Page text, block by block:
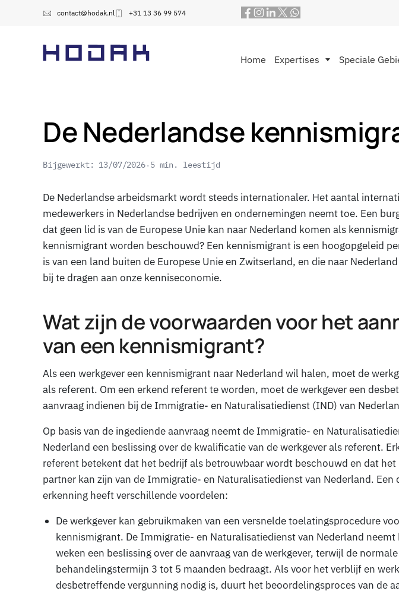
contact@hodak.nl +31 13 36 99 574
Home Expertises Speciale
De Nederlandse
Bijgewerkt: 13/07/2026 5 min. leestijd
De Nederlandse arbeidsmarkt wordt steeds internationaler. Het aantal
medewerkers in Nederlandse bedrijven en ondernemingen neemt toe. Een
dat geen lid is van de Europese Unie kan naar Nederland komen als
kennismigrant worden beschouwd? Een kennismigrant is een hoogopgeleid
is van een land buiten de Europese Unie en Zwitserland, en die naar
bij te dragen aan onze kenniseconomie.
Wat zijn de voorwaarden voor het
van een kennismigrant?
Als een werkgever een kennismigrant naar Nederland wil halen, moet de
als referent. Om een erkend referent te worden, moet de werkgever een
aanvraag indienen bij de Immigratie- en Naturalisatiedienst (IND) van
Op basis van de ingediende aanvraag neemt de Immigratie- en
Nederland een beslissing over de kwalificatie van de werkgever als referent.
referent betekent dat het bedrijf als betrouwbaar wordt beschouwd en dat het
partner kan zijn van de Immigratie- en Naturalisatiedienst van Nederland. Een
erkenning heeft verschillende voordelen:
De werkgever kan gebruikmaken van een versnelde toelatingsprocedure
kennismigrant. De Immigratie- en Naturalisatiedienst van Nederland neemt
weken een beslissing over de aanvraag van de werkgever, terwijl de normale
behandelingstermijn 3 tot 5 maanden bedraagt. Als voor het verblijf en
desbetreffende vergunning nodig is, duurt het beoordelingsproces van de